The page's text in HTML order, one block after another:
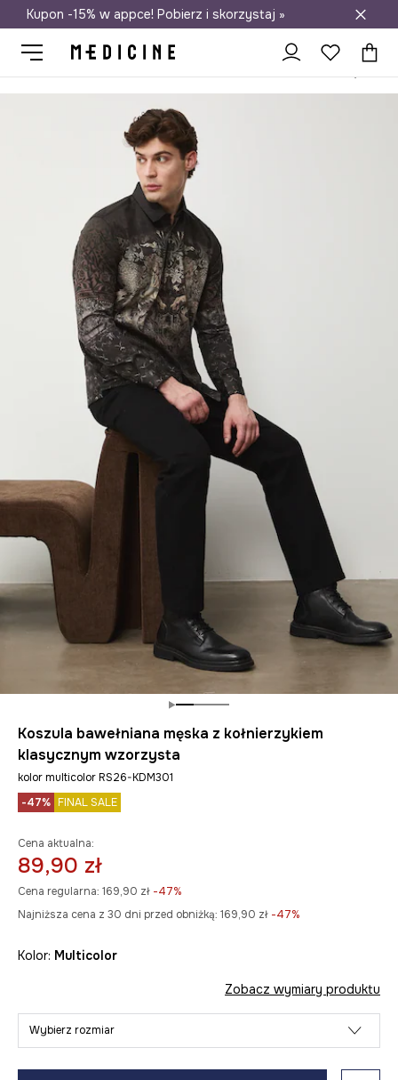
Darmowa dostawa do salonów
Kupon -15% w appce! Pobierz i skorzystaj »
Koszula bawełniana męska z kołnierzykiem
klasycznym wzorzysta
kolor multicolor RS26-KDM301
-47% FINAL SALE
Cena aktualna:
89,90 zł
Cena regularna: 169,90 zł -47%
Najniższa cena z 30 dni przed obniżką: 169,90 zł -47%
Kolor: multicolor
Zobacz wymiary produktu
Wybierz rozmiar